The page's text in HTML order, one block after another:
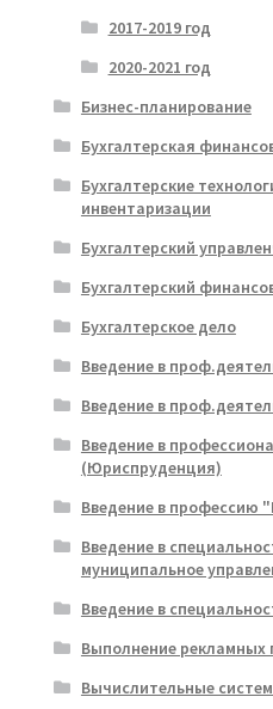
2017-2019 год
2020-2021 год
Бизнес-планирование
Бухгалтерская
Бухгалтерские
инвентаризации
Бухгалтерский
Бухгалтерский
Бухгалтерское дело
Введение в
Введение в
Введение в
(Юриспруденция)
Введение в профессию
Введение в
муниципальное
Введение в
Выполнение рекламных
Вычислительные